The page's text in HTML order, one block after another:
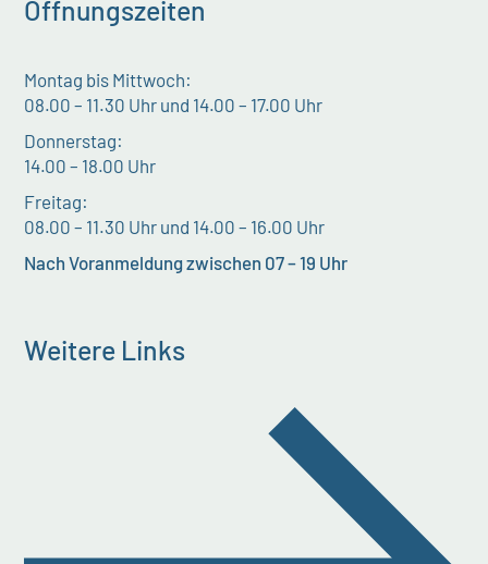
Öffnungszeiten
Montag bis Mittwoch:
08.00 – 11.30 Uhr und 14.00 – 17.00 Uhr
Donnerstag:
14.00 – 18.00 Uhr
Freitag:
08.00 – 11.30 Uhr und 14.00 – 16.00 Uhr
Nach Voranmeldung zwischen 07 – 19 Uhr
Weitere Links